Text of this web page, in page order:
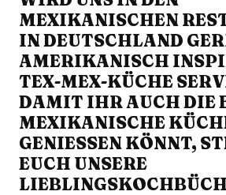
MEXIKANISCHEN
IN DEUTSCHLAND
AMERIKANISCH
TEX-MEX-KÜCHE
DAMIT IHR AUCH DIE
MEXIKANISCHE
GENIESSEN KÖNNT,
UCH UNSERE L